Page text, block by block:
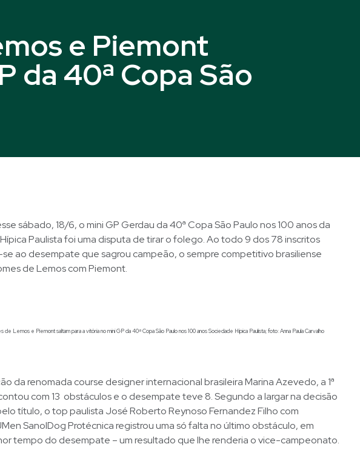
e Piemont
da 40ª Copa São
sábado, 18/6, o mini GP Gerdau da 40ª Copa São Paulo nos 100 anos da
Paulista foi uma disputa de tirar o folego. Ao todo 9 dos 78 inscritos
ao desempate que sagrou campeão, o sempre competitivo brasiliense
de Lemos com Piemont.
de Lemos e Piemont saltam para a vitória no mini GP da 40ª Copa São Paulo nos 100 anos Sociedade Hípica Paulista; foto: Anna Paula Carvalho
da renomada course designer internacional brasileira Marina Azevedo, a 1ª
com 13 obstáculos e o desempate teve 8. Segundo a largar na decisão
título, o top paulista José Roberto Reynoso Fernandez Filho com
SanolDog Protécnica registrou uma só falta no último obstáculo, em
tempo do desempate – um resultado que lhe renderia o vice-campeonato.